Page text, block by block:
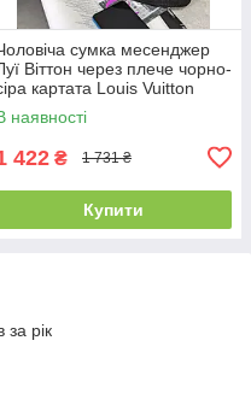
сумка месенджер
Віттон через плече чорно-
картата Louis Vuitton
наявності
422 ₴ 1 731 ₴
Купити
за рік